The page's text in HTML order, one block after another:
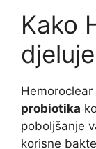
Kako
djeluje
probiotika
poboljšanje
korisne